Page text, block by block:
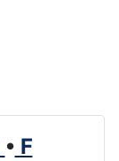
• F